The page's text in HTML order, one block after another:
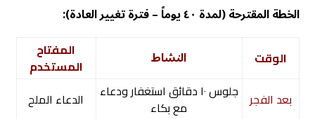
الخطة المقترحة (لمدة ٤٠ يوماً – فترة تغيير العادة)
:
الوقت النشاط
المفتاح
المستخدم
بعد الفجر
جلوس ١٠ دقائق استغفار ودعاء
مع بكاء
الدعاء الملح